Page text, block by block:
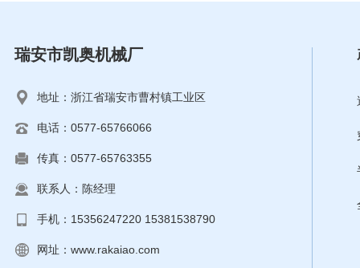
瑞安市凯奥机械厂
地址：浙江省瑞安市曹村镇工业区
电话：0577-65766066
传真：0577-65763355
联系人：陈经理
手机：15356247220 15381538790
网址： www.rakaiao.com